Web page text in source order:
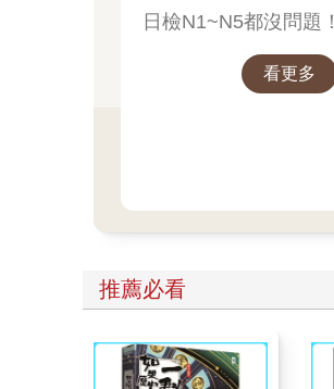
日檢N1~N5都沒問題！
看更多
推薦必看